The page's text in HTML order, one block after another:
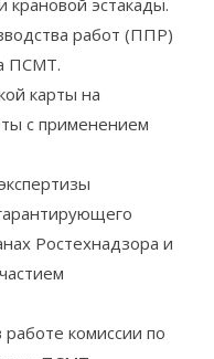
работ (ППР)
ПСМТ.
карты на
с применением
Ростехнадзора и
работе комиссии по